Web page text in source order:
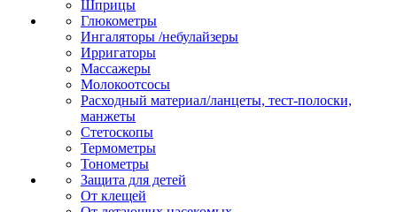
Шприцы
Глюкометры
Ингаляторы /небулайзеры
Ирригаторы
Массажеры
Молокоотсосы
Расходный материал/ланцеты, тест-полоски,
манжеты
Стетоскопы
Термометры
Тонометры
Защита для детей
От клещей